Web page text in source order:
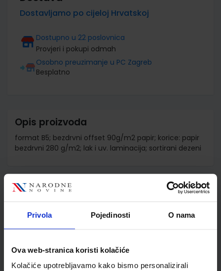
Privola Pojedinosti O nama
Ova web-stranica koristi kolačiće
Kolačiće upotrebljavamo kako bismo personalizirali
Dostavljamo po cijeloj Hrvatskoj
Dostupno u 22 poslovnica
Provjeri i pokupi odmah
Osobno preuzimanje u PC Zagreb
Besplatno
Opis proizvoda
format B5; bezdrvni offset 90g/m2 papir; korice: papir
bezdrvni 280 g/m2; lak i uv. laminacija; sortirani dezeni
Detalji proizvoda
Šifra proizvoda
537798